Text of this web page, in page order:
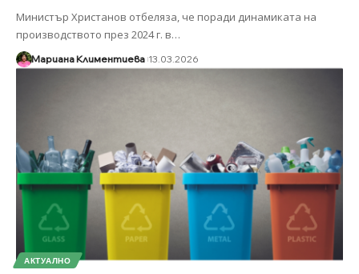
Министър Христанов отбеляза, че поради динамиката на
производството през 2024 г. в…
Мариана Климентиева 13.03.2026
АКТУАЛНО